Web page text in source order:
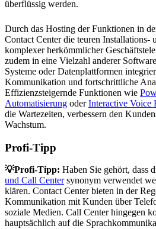
überflüssig werden.
Durch das Hosting der Funktionen in
Contact Center die teuren Installations-
komplexer herkömmlicher
zudem in eine Vielzahl anderer
Systeme oder Datenplattformen
Kommunikation und fortschrittliche
Effizienzsteigernde Funktionen wie
Automatisierung oderInteractive Voice
die Wartezeiten, verbessern den
Wachstum.
Profi-Tipp
💡Profi-Tipp: Haben Sie gehört, dass
und Call Centersynonym verwendet
klären. Contact Center bieten in der
Kommunikation mit Kunden über
soziale Medien. Call Center hingegen
hauptsächlich auf die